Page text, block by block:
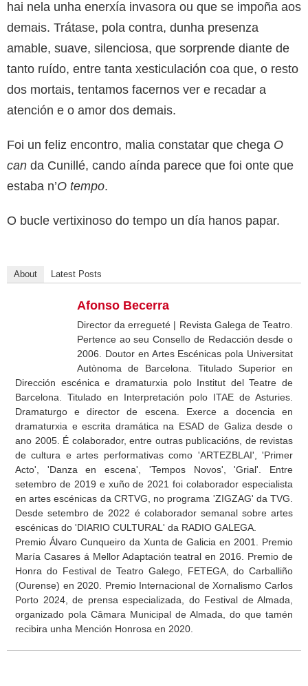
hai nela unha enerxía invasora ou que se impoña aos
demais. Trátase, pola contra, dunha presenza
amable, suave, silenciosa, que sorprende diante de
tanto ruído, entre tanta xesticulación coa que, o resto
dos mortais, tentamos facernos ver e recadar a
atención e o amor dos demais.
Foi un feliz encontro, malia constatar que chega O
can da Cunillé, cando aínda parece que foi onte que
estaba n’O tempo.
O bucle vertixinoso do tempo un día hanos papar.
About Latest Posts
Afonso Becerra
Director da erregueté | Revista Galega de Teatro.
Pertence ao seu Consello de Redacción desde o
2006. Doutor en Artes Escénicas pola Universitat
Autònoma de Barcelona. Titulado Superior en
Dirección escénica e dramaturxia polo Institut del Teatre de
Barcelona. Titulado en Interpretación polo ITAE de Asturies.
Dramaturgo e director de escena. Exerce a docencia en
dramaturxia e escrita dramática na ESAD de Galiza desde o
ano 2005. É colaborador, entre outras publicacións, de revistas
de cultura e artes performativas como 'ARTEZBLAI', 'Primer
Acto', 'Danza en escena', 'Tempos Novos', 'Grial'. Entre
setembro de 2019 e xuño de 2021 foi colaborador especialista
en artes escénicas da CRTVG, no programa 'ZIGZAG' da TVG.
Desde setembro de 2022 é colaborador semanal sobre artes
escénicas do 'DIARIO CULTURAL' da RADIO GALEGA.
Premio Álvaro Cunqueiro da Xunta de Galicia en 2001. Premio
María Casares á Mellor Adaptación teatral en 2016. Premio de
Honra do Festival de Teatro Galego, FETEGA, do Carballiño
(Ourense) en 2020. Premio Internacional de Xornalismo Carlos
Porto 2024, de prensa especializada, do Festival de Almada,
organizado pola Câmara Municipal de Almada, do que tamén
recibira unha Mención Honrosa en 2020.